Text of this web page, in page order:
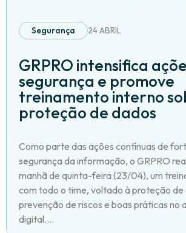
Segurança 24 ABRIL
GRPRO intensifica
segurança e promove
treinamento interno
proteção de dados
Como parte das ações contínuas de
segurança da informação, o GRPRO
manhã de quinta-feira (23/04), um
com todo o time, voltado à proteção de
prevenção de riscos e boas práticas no
digital....